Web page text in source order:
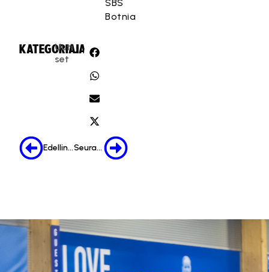
SBS
Botnia
KATEGORIA:
Uuti
set
JAA:
Edellinen Seuraava